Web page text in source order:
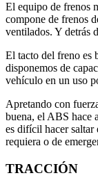
El equipo de frenos
compone de frenos
ventilados. Y detrás
El tacto del freno es
disponemos de
vehículo en un uso
Apretando con
buena, el ABS hace
es difícil hacer saltar
requiera o de
TRACCIÓN